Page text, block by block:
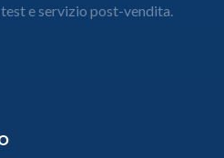
e servizio post-vendita.